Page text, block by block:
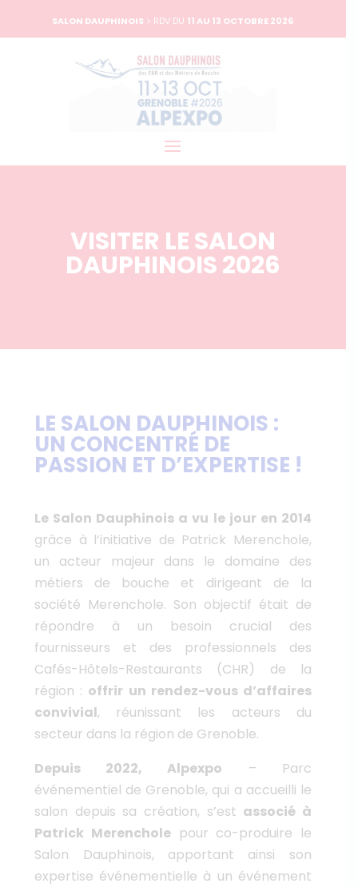
SALON DAUPHINOIS > RDV DU 11 AU 13 OCTOBRE 2026
VISITER LE SALON
DAUPHINOIS 2026
LE SALON DAUPHINOIS :
UN CONCENTRÉ DE
PASSION ET D’EXPERTISE !
Le Salon Dauphinois a vu le jour en 2014
grâce à l’initiative de Patrick Merenchole,
un acteur majeur dans le domaine des
métiers de bouche et dirigeant de la
société Merenchole. Son objectif était de
répondre à un besoin crucial des
fournisseurs et des professionnels des
Cafés-Hôtels-Restaurants (CHR) de la
région : offrir un rendez-vous d’affaires
convivial, réunissant les acteurs du
secteur dans la région de Grenoble.
Depuis 2022, Alpexpo – Parc
événementiel de Grenoble, qui a accueilli le
salon depuis sa création, s’est associé à
Patrick Merencholepour co-produire le
Salon Dauphinois, apportant ainsi son
expertise événementielle à un événement